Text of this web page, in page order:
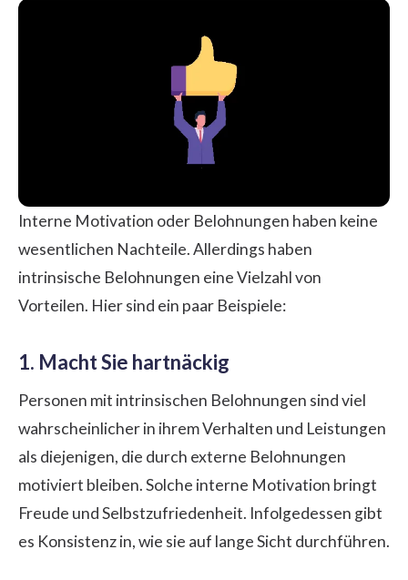
Interne Motivation oder Belohnungen haben keine
wesentlichen Nachteile. Allerdings haben
intrinsische Belohnungen eine Vielzahl von
Vorteilen. Hier sind ein paar Beispiele:
1. Macht Sie hartnäckig
Personen mit intrinsischen Belohnungen sind viel
wahrscheinlicher in ihrem Verhalten und Leistungen
als diejenigen, die durch externe Belohnungen
motiviert bleiben. Solche interne Motivation bringt
Freude und Selbstzufriedenheit. Infolgedessen gibt
es Konsistenz in, wie sie auf lange Sicht durchführen.